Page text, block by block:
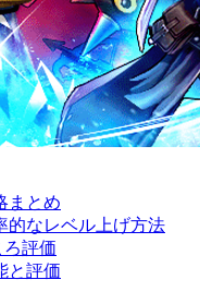
まとめ
的なレベル上げ方法
ろ評価
と評価